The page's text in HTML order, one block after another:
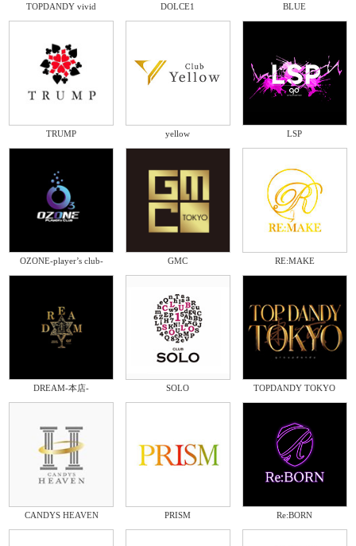
TOPDANDY vivid DOLCE1 BLUE
TRUMP yellow LSP
OZONE-player’s club- GMC RE:MAKE
DREAM-本店- SOLO TOPDANDY TOKYO
CANDYS HEAVEN PRISM Re:BORN